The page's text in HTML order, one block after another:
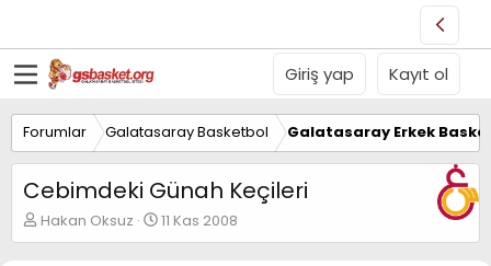
Giriş yap Kayıt ol
Forumlar Galatasaray Basketbol Galatasaray Erkek
Cebimdeki Günah Keçileri
K
o
Hakan Oksuz
B
a
11 Kas 2008